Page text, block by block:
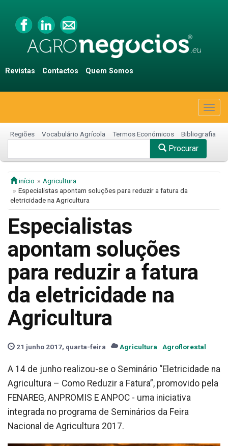
Revistas Contactos Quem Somos
Regiões Vocabulário Agrícola Termos Económicos Bibliografia
Procurar
início
Agricultura
Especialistas apontam soluções para reduzir a fatura da
eletricidade na Agricultura
Especialistas
apontam soluções
para reduzir a fatura
da eletricidade na
Agricultura
21 junho 2017, quarta-feira Agricultura Agroflorestal
A 14 de junho realizou-se o Seminário “Eletricidade na
Agricultura – Como Reduzir a Fatura”, promovido pela
FENAREG, ANPROMIS E ANPOC - uma iniciativa
integrada no programa de Seminários da Feira
Nacional de Agricultura 2017.